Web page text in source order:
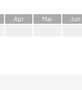
Apr Mai Jun